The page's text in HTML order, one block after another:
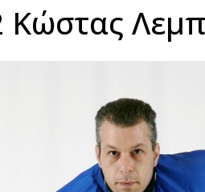
Κώστας